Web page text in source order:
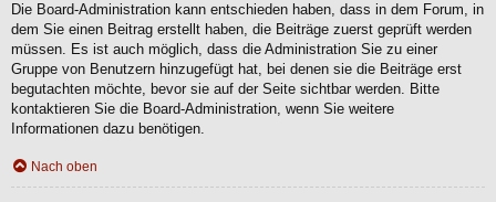
Die Board-Administration kann entschieden haben, dass in dem Forum, in
dem Sie einen Beitrag erstellt haben, die Beiträge zuerst geprüft werden
müssen. Es ist auch möglich, dass die Administration Sie zu einer
Gruppe von Benutzern hinzugefügt hat, bei denen sie die Beiträge erst
begutachten möchte, bevor sie auf der Seite sichtbar werden. Bitte
kontaktieren Sie die Board-Administration, wenn Sie weitere
Informationen dazu benötigen.
Nach oben